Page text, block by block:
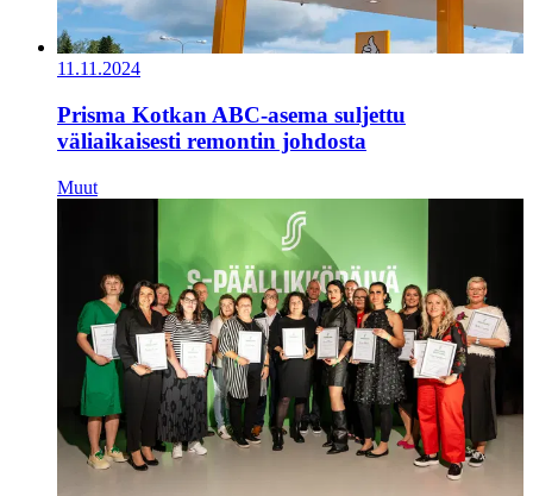
11.11.2024
Prisma Kotkan ABC-asema suljettu
väliaikaisesti remontin johdosta
Muut